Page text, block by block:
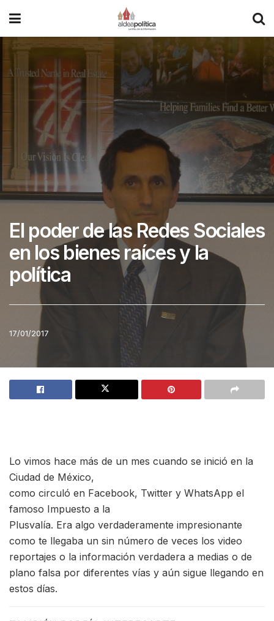
El poder de las Redes Sociales
en los bienes raíces y la
política
17/01/2017
Lo vimos hace más de un mes cuando se inició en la
Ciudad de México,
como circuló en Facebook, Twitter y WhatsApp el
famoso Impuesto a la
Plusvalía. Era algo verdaderamente impresionante
como te llegaba un sin número de veces los video
reportajes o la información verdadera a medias o de
plano falsa por diferentes vías y aún sigue llegando en
estos días.